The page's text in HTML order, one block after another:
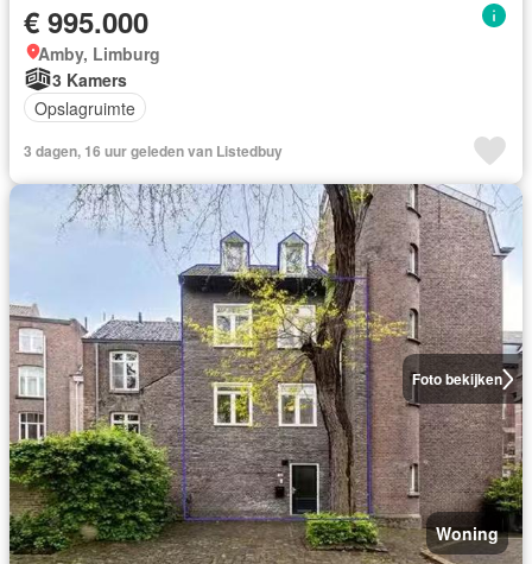
€ 995.000
Amby, Limburg
3 Kamers
Opslagruimte
3 dagen, 16 uur geleden van Listedbuy
Foto bekijken
Woning